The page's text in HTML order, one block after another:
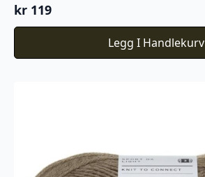
kr 119
Legg I Handlekurv